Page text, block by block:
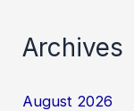
Archives
August 2026